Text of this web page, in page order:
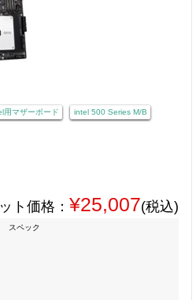
用マザーボード intel 500 Series M/B
ト価格： ¥25,007(税込)
スペック